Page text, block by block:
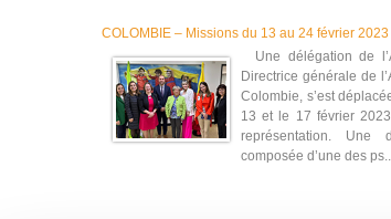
COLOMBIE – Missions du 13 au 24 février 2023
Une délégation de
Directrice générale de
Colombie, s’est
13 et le 17 février
représentation. Une
composée d’une des